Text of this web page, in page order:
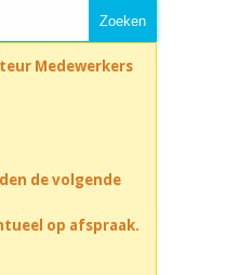
Medewerkers
de volgende
op afspraak.